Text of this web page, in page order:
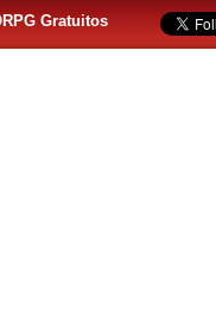
Gratuitos